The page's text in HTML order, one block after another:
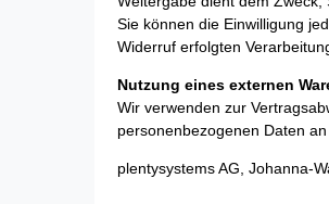
Sie können die Einwilligung
Widerruf erfolgten
Nutzung eines externen
Wir verwenden zur
personenbezogenen Daten an
plentysystems AG, Johanna-